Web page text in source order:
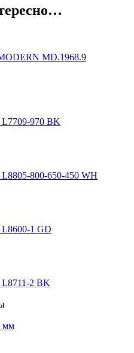
MD.1968.9
970 BK
800-650-450 WH
1 GD
2 BK
мм